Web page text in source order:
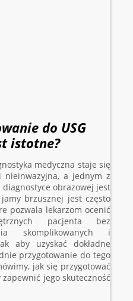
do USG
istotne?
medyczna staje się
a jednym z
obrazowej jest
jamy brzusznej jest często
pozwala lekarzom ocenić
pacjenta bez
skomplikowanych i
aby uzyskać dokładne
przygotowanie do tego
jak się przygotować
jego skuteczność